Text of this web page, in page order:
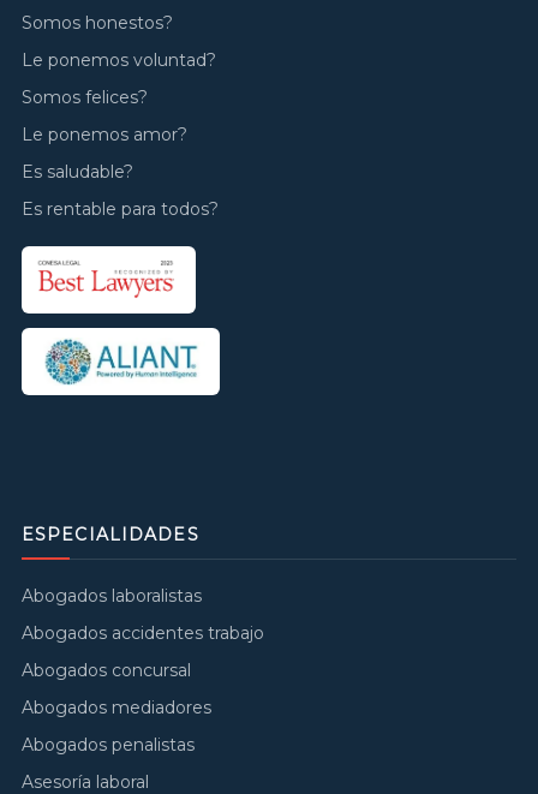
Somos honestos?
Le ponemos voluntad?
Somos felices?
Le ponemos amor?
Es saludable?
Es rentable para todos?
ESPECIALIDADES
Abogados laboralistas
Abogados accidentes trabajo
Abogados concursal
Abogados mediadores
Abogados penalistas
Asesoría laboral